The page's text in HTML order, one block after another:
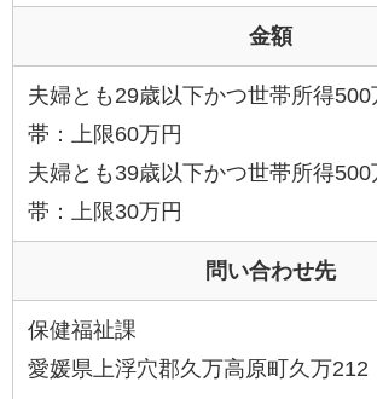
金額
夫婦とも29歳以下かつ世帯所得
帯：上限60万円
夫婦とも39歳以下かつ世帯所得
帯：上限30万円
問い合わせ先
保健福祉課
愛媛県上浮穴郡久万高原町久万212